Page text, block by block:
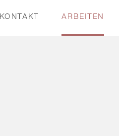
KONTAKT ARBEITEN